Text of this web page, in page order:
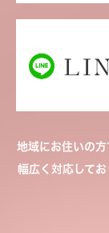
地域にお住いの
幅広く対応して